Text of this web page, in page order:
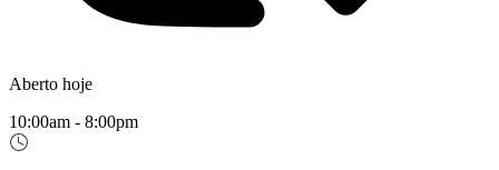
Aberto hoje
10:00am - 8:00pm